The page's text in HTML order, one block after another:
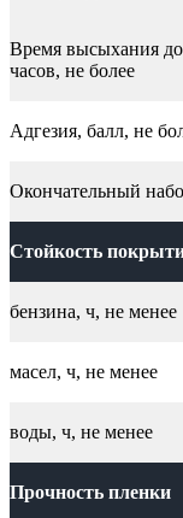
Время высыхания
часов, не более
Адгезия, балл, не
Окончательный
Стойкость
бензина, ч, не менее
масел, ч, не менее
воды, ч, не менее
Прочность пленки